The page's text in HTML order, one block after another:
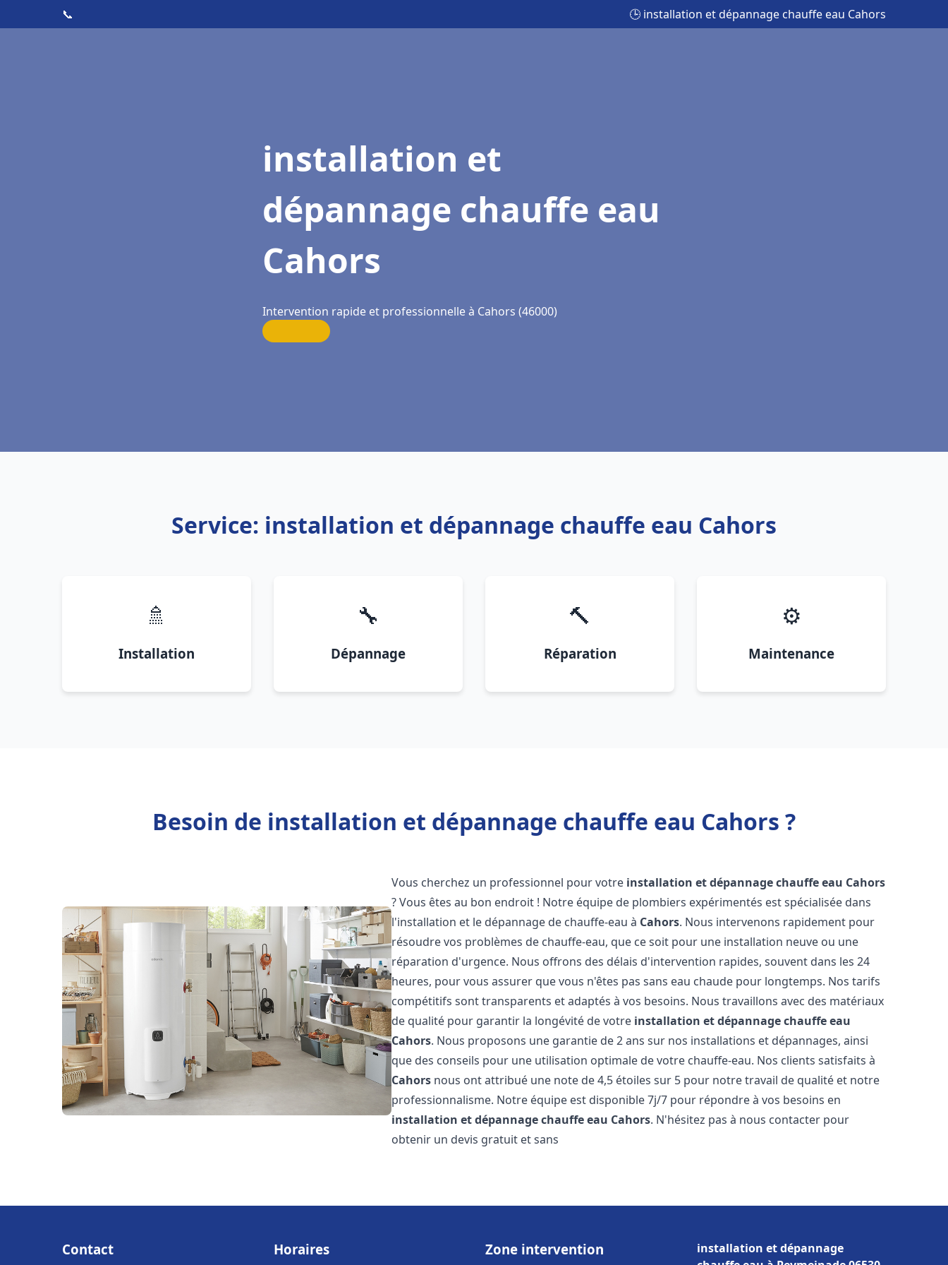
📞 🕒 installation et dépannage chauffe eau Cahors
installation et
dépannage chauffe eau
Cahors
Intervention rapide et professionnelle à Cahors (46000)
Service: installation et dépannage chauffe eau Cahors
🚿
Installation
🔧
Dépannage
🔨
Réparation
⚙️
Maintenance
Besoin de installation et dépannage chauffe eau Cahors ?
Vous cherchez un professionnel pour votre installation et dépannage chauffe eau Cahors
? Vous êtes au bon endroit ! Notre équipe de plombiers expérimentés est spécialisée dans
l'installation et le dépannage de chauffe-eau à Cahors. Nous intervenons rapidement pour
résoudre vos problèmes de chauffe-eau, que ce soit pour une installation neuve ou une
réparation d'urgence. Nous offrons des délais d'intervention rapides, souvent dans les 24
heures, pour vous assurer que vous n'êtes pas sans eau chaude pour longtemps. Nos tarifs
compétitifs sont transparents et adaptés à vos besoins. Nous travaillons avec des matériaux
de qualité pour garantir la longévité de votre installation et dépannage chauffe eau
Cahors. Nous proposons une garantie de 2 ans sur nos installations et dépannages, ainsi
que des conseils pour une utilisation optimale de votre chauffe-eau. Nos clients satisfaits à
Cahors nous ont attribué une note de 4,5 étoiles sur 5 pour notre travail de qualité et notre
professionnalisme. Notre équipe est disponible 7j/7 pour répondre à vos besoins en
installation et dépannage chauffe eau Cahors. N'hésitez pas à nous contacter pour
obtenir un devis gratuit et sans
Contact Horaires Zone intervention
installation et dépannage